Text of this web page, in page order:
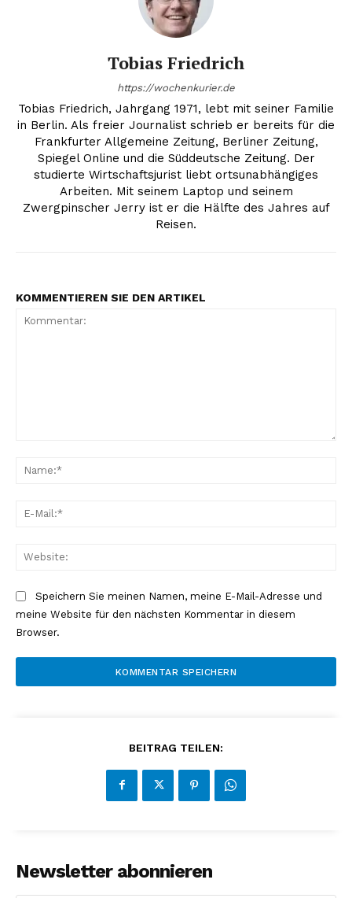
Tobias Friedrich
https://wochenkurier.de
Tobias Friedrich, Jahrgang 1971, lebt mit seiner Familie
in Berlin. Als freier Journalist schrieb er bereits für die
Frankfurter Allgemeine Zeitung, Berliner Zeitung,
Spiegel Online und die Süddeutsche Zeitung. Der
studierte Wirtschaftsjurist liebt ortsunabhängiges
Arbeiten. Mit seinem Laptop und seinem
Zwergpinscher Jerry ist er die Hälfte des Jahres auf
Reisen.
KOMMENTIEREN SIE DEN ARTIKEL
Speichern Sie meinen Namen, meine E-Mail-Adresse und
meine Website für den nächsten Kommentar in diesem
Browser.
BEITRAG TEILEN:
Newsletter abonnieren